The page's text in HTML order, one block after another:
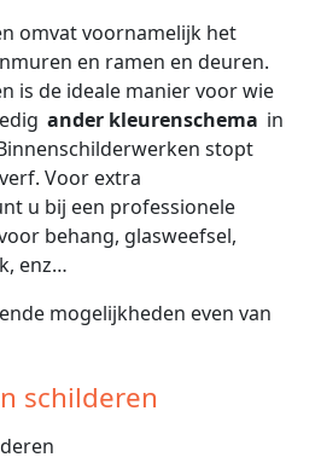
omvat voornamelijk het
en ramen en deuren.
is de ideale manier voor wie
ander kleurenschema in
stopt
Voor extra
u bij een professionele
behang, glasweefsel,
enz…
mogelijkheden even van
schilderen